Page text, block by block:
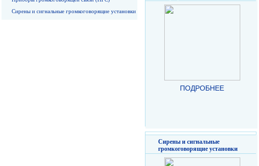
Сирены и сигнальные громкоговорящие установки
ПОДРОБНЕЕ
Сирены и сигнальные
громкоговорящие установки